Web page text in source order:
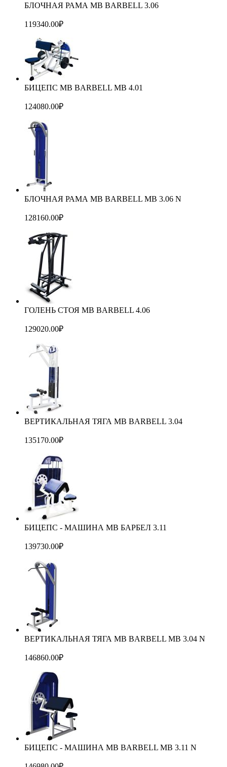
БЛОЧНАЯ РАМА MB BARBELL 3.06
119340.00₽
БИЦЕПС MB BARBELL MB 4.01
124080.00₽
БЛОЧНАЯ РАМА MB BARBELL MB 3.06 N
128160.00₽
ГОЛЕНЬ СТОЯ MB BARBELL 4.06
129020.00₽
ВЕРТИКАЛЬНАЯ ТЯГА MB BARBELL 3.04
135170.00₽
БИЦЕПС - МАШИНА MB БАРБЕЛ 3.11
139730.00₽
ВЕРТИКАЛЬНАЯ ТЯГА MB BARBELL MB 3.04 N
146860.00₽
БИЦЕПС - МАШИНА MB BARBELL MB 3.11 N